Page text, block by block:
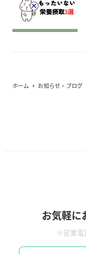
ホーム お知らせ・ブログ
お気軽に
※営業電